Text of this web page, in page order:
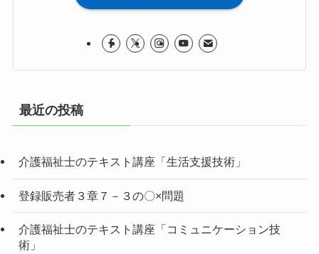
最近の投稿
介護福祉士のテキスト講座「生活支援技術」
登録販売者３章７－３の〇×問題
介護福祉士のテキスト講座「コミュニケーション技
術」